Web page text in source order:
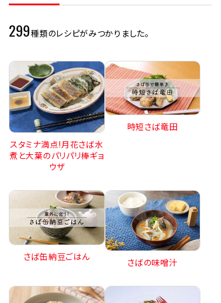
299種類のレシピがみつかりました。
スタミナ満点!月花さば水
煮と大葉のパリパリ棒ギョ
ウザ
時短さば竜田
さば缶納豆ごはん
さばの味噌汁